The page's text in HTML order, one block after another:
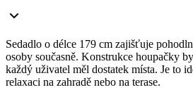
Sedadlo o délce 179 cm zajišťuje
osoby současně. Konstrukce houpačky
každý uživatel měl dostatek místa. Je to
relaxaci na zahradě nebo na terase.